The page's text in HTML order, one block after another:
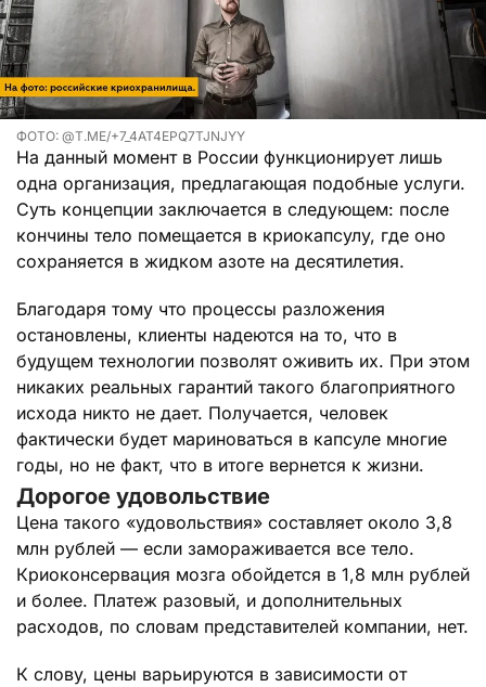
ФОТО: @T.ME/+7_4AT4EPQ7TJNJYY
На данный момент в России функционирует лишь
одна организация, предлагающая подобные услуги.
Суть концепции заключается в следующем: после
кончины тело помещается в криокапсулу, где оно
сохраняется в жидком азоте на десятилетия.
Благодаря тому что процессы разложения
остановлены, клиенты надеются на то, что в
будущем технологии позволят оживить их. При этом
никаких реальных гарантий такого благоприятного
исхода никто не дает. Получается, человек
фактически будет мариноваться в капсуле многие
годы, но не факт, что в итоге вернется к жизни.
Дорогое удовольствие
Цена такого «удовольствия» составляет около 3,8
млн рублей — если замораживается все тело.
Криоконсервация мозга обойдется в 1,8 млн рублей
и более. Платеж разовый, и дополнительных
расходов, по словам представителей компании, нет.
К слову, цены варьируются в зависимости от